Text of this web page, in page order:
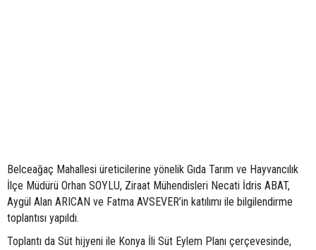
Belceağaç Mahallesi üreticilerine yönelik Gıda Tarım ve Hayvancılık
İlçe Müdürü Orhan SOYLU, Ziraat Mühendisleri Necati İdris ABAT,
Aygül Alan ARICAN ve Fatma AVSEVER’in katılımı ile bilgilendirme
toplantısı yapıldı.
Toplantı da Süt hijyeni ile Konya İli Süt Eylem Planı çerçevesinde,